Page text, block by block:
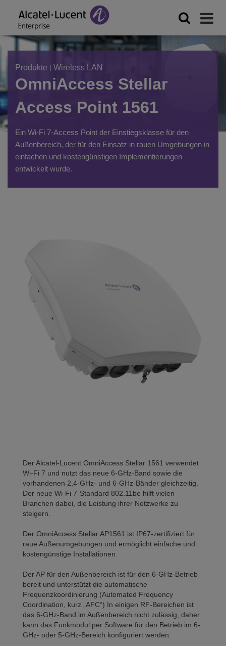
Produkte | Wireless LAN
OmniAccess Stellar
Access Point 1561
Ein Wi-Fi 7-Access Point der Einstiegsklasse für den
Außenbereich, der für den Einsatz in rauen Umgebungen in
einfachen und kostengünstigen Implementierungen
entwickelt wurde.
Der Alcatel-Lucent OmniAccess Stellar 1561 verwendet
Wi-Fi 7 und nutzt das neue 6-GHz-Band sowie die
vorhandenen 2,4-GHz- und 6-GHz-Bänder gleichzeitig.
Der neue Wi-Fi 7-Standard 802.11be hilft vielen
Branchen dabei, die Leistung ihrer Netzwerke zu
steigern.
Der OmniAccess Stellar AP1561 ist IP67-zertifiziert für
raue Außenumgebungen und ermöglicht einfache und
kostengünstige Installationen.
Der AP für den Außenbereich ist für den 6-GHz-Betrieb
bereit und unterstützt die automatische
Frequenzkoordinierung (Automated Frequency
Coordination, kurz „AFC“) In einigen RF-Bereichen ist
das 6-GHz-Band im Außenbereich nicht zulässig, daher
kann das Funkmodul per Software für den Betrieb im 6-
GHz- oder 5-GHz-Bereich konfiguriert werden.